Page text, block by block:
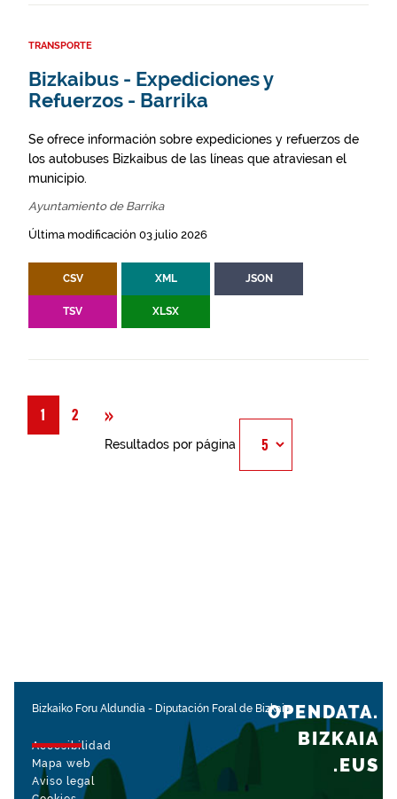
TRANSPORTE
Bizkaibus - Expediciones y
Refuerzos - Barrika
Se ofrece información sobre expediciones y refuerzos de
los autobuses Bizkaibus de las líneas que atraviesan el
municipio.
Ayuntamiento de Barrika
Última modificación 03 julio 2026
CSV XML JSON
TSV XLSX
1 2 »
Resultados por página
Bizkaiko Foru Aldundia - Diputación Foral de Bizkaia
Accesibilidad
Mapa web
Aviso legal
OPENDATA.
BIZKAIA
.EUS